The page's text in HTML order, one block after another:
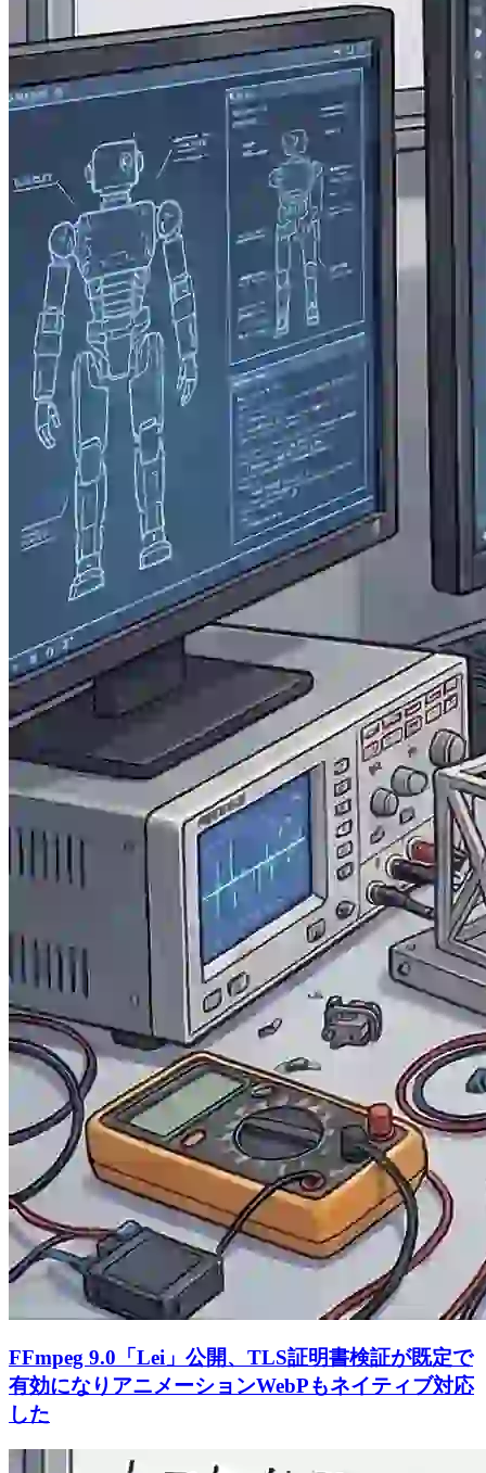
FFmpeg 9.0「Lei」公開、TLS証明書検証が既定で
有効になりアニメーションWebPもネイティブ対応
した